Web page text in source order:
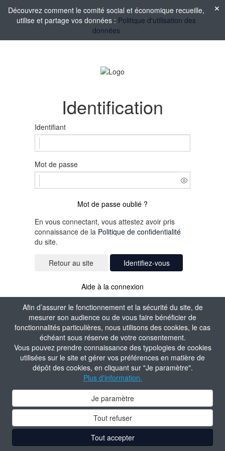
Afin d’assurer le fonctionnement et la sécurité du site, de
mesurer son audience ou de vous faire bénéficier de
fonctionnalités particulières, nous utilisons des cookies, le cas
échéant sous réserve de votre consentement.
Vous pouvez prendre connaissance des typologies de cookies
utilisées sur le site et gérer vos préférences en matière de
dépôt des cookies, en cliquant sur "Je paramètre".
Plus d'information.
Je paramètre
Tout refuser
Tout accepter
Découvrez comment le comité social et économique recueille,
utilise et partage vos données : Politique d'utilisation des
données
Identification
Identifiant
Mot de passe
Mot de passe oublié ?
En vous connectant, vous attestez avoir pris
connaissance de la Politique de confidentialité
du site.
Identifiez-vous
Aide à la connexion